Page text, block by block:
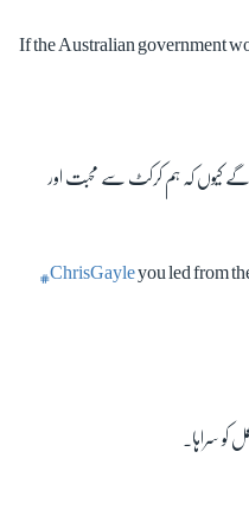
If the Australian government
گے کیوں کہ ہم کرکٹ سے محبت اور
#ChrisGayleyou led from
سراہا۔